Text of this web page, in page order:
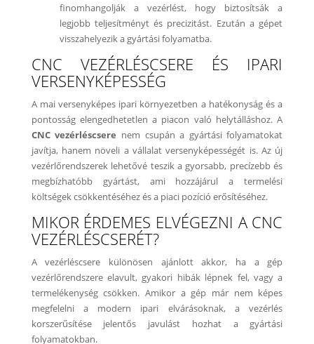
finomhangolják a vezérlést, hogy biztosítsák a
legjobb teljesítményt és precizitást. Ezután a gépet
visszahelyezik a gyártási folyamatba.
CNC VEZÉRLÉSCSERE ÉS IPARI
VERSENYKÉPESSÉG
A mai versenyképes ipari környezetben a hatékonyság és a
pontosság elengedhetetlen a piacon való helytálláshoz. A
CNC vezérléscsere nem csupán a gyártási folyamatokat
javítja, hanem növeli a vállalat versenyképességét is. Az új
vezérlőrendszerek lehetővé teszik a gyorsabb, precízebb és
megbízhatóbb gyártást, ami hozzájárul a termelési
költségek csökkentéséhez és a piaci pozíció erősítéséhez.
MIKOR ÉRDEMES ELVÉGEZNI A CNC
VEZÉRLÉSCSERÉT?
A vezérléscsere különösen ajánlott akkor, ha a gép
vezérlőrendszere elavult, gyakori hibák lépnek fel, vagy a
termelékenység csökken. Amikor a gép már nem képes
megfelelni a modern ipari elvárásoknak, a vezérlés
korszerűsítése jelentős javulást hozhat a gyártási
folyamatokban.